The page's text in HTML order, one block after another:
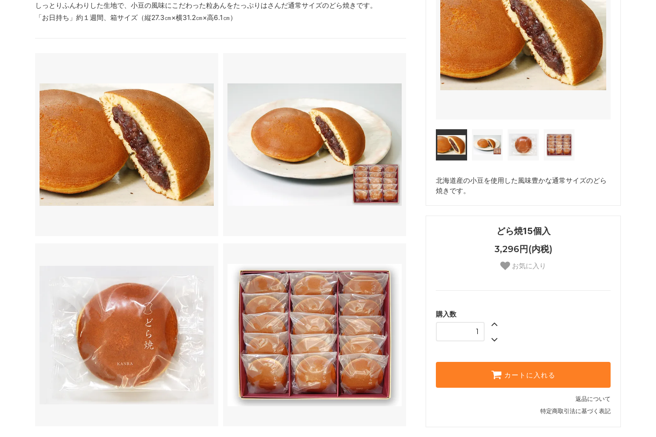
北海道産の小豆を使用した風味豊かな通常サイズのどら
焼きです。
どら焼15個入
3,296円(内税)
お気に入り
購入数
カートに入れる
返品について
特定商取引法に基づく表記
しっとりふんわりした生地で、小豆の風味にこだわった粒あんをたっぷりはさんだ通常サイズのどら焼きです。
「お日持ち」約１週間、箱サイズ（縦27.3㎝×横31.2㎝×高6.1㎝）